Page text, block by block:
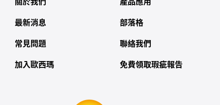
最新消息 部落格
常見問題 聯絡我們
加入歐西瑪 免費領取瑕疵報告